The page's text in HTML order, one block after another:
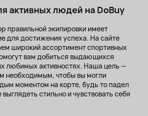
активных людей на DoBuy
правильной экипировки имеет
для достижения успеха. На сайте
широкий ассортимент спортивных
вам добиться выдающихся
любимых активностях. Наша цель —
необходимым, чтобы вы могли
моментом на корте, будь то падел
стильно и чувствовать себя